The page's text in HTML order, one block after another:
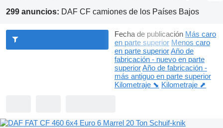
299 anuncios: DAF CF camiones de los Países Bajos
Fecha de publicación Más caro
en parte superior Menos caro
en parte superiorAño de
fabricación - nuevo en parte
superiorAño de fabricación -
más antiguo en parte superior
Kilometraje ⬊ Kilometraje ⬈